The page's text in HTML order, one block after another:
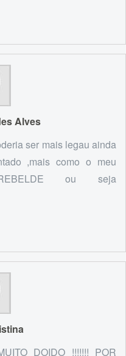
Alves
ser mais legau ainda
,mais como o meu
ou seja
DOIDO !!!!!!! POR